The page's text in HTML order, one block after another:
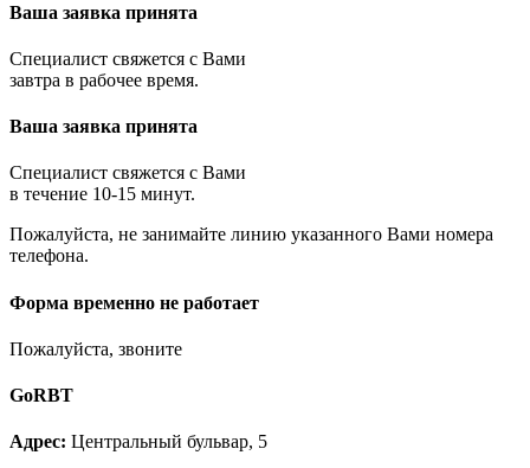
Клин
Королёв
Котельники
Красногорск
Краснознаменск
Кубинка
Ликино-Дулёво
Лобня
Луховицы
Люберцы
Малаховка
Можайск
Москва и МО
Наро-Фоминск
Ваша заявка принята
Специалист свяжется с Вами
завтра в рабочее время.
Ваша заявка принята
Специалист свяжется с Вами
в течение 10-15 минут.
Пожалуйста, не занимайте линию указанного Вами номера
телефона.
Форма временно не работает
Пожалуйста, звоните
GoRBT
Адрес: Центральный бульвар, 5